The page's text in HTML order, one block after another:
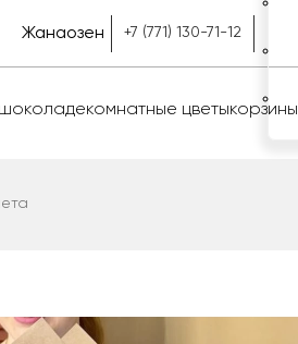
Жанаозен +7 (771) 130-71-12
шоколадекомнатные цветыкорзины